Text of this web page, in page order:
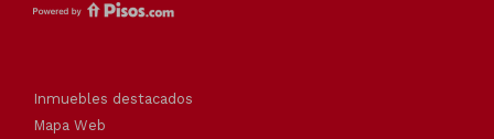
Inmuebles destacados
Mapa Web